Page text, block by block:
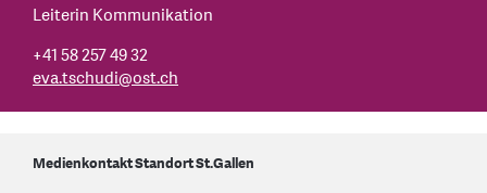
Leiterin Kommunikation
+41 58 257 49 32
eva.tschudi@ost.ch
Medienkontakt Standort St.Gallen